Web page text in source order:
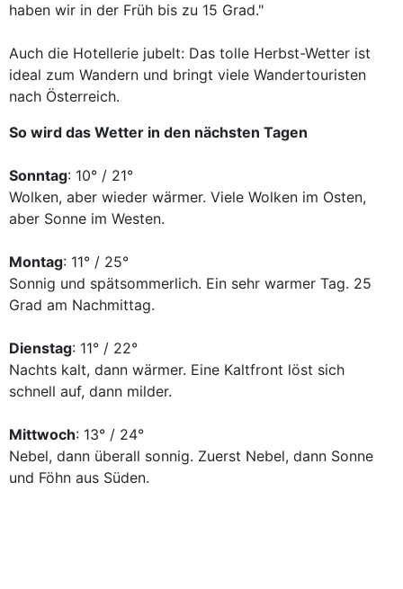
haben wir in der Früh bis zu 15 Grad."
Auch die Hotellerie jubelt: Das tolle Herbst-Wetter ist
ideal zum Wandern und bringt viele Wandertouristen
nach Österreich.
So wird das Wetter in den nächsten Tagen
Sonntag: 10° / 21°
Wolken, aber wieder wärmer. Viele Wolken im Osten,
aber Sonne im Westen.
Montag: 11° / 25°
Sonnig und spätsommerlich. Ein sehr warmer Tag. 25
Grad am Nachmittag.
Dienstag: 11° / 22°
Nachts kalt, dann wärmer. Eine Kaltfront löst sich
schnell auf, dann milder.
Mittwoch: 13° / 24°
Nebel, dann überall sonnig. Zuerst Nebel, dann Sonne
und Föhn aus Süden.